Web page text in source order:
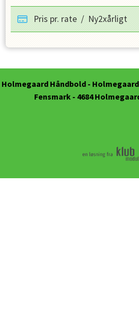
Pris pr. rate / Ny2xårligt
Holmegaard Håndbold-
Fensmark - 4684